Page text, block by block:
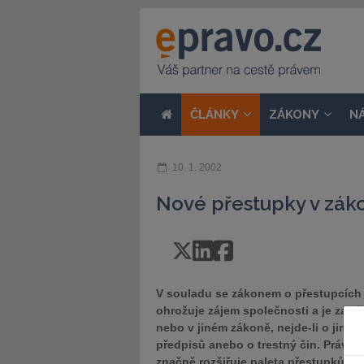
ČLÁNKY ZÁKONY
10. 1. 2002
Nové přestupky v
V souladu se zákonem o
ohrožuje zájem společnosti a je za
nebo v jiném zákoně, nejde-li o jiný
předpisů anebo o trestný čin. Právě